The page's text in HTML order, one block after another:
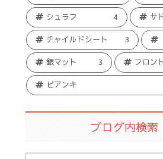
シュラフ 4 サ
チャイルドシート 3
銀マット 3 フロン
ビアンキ
ブログ内検索